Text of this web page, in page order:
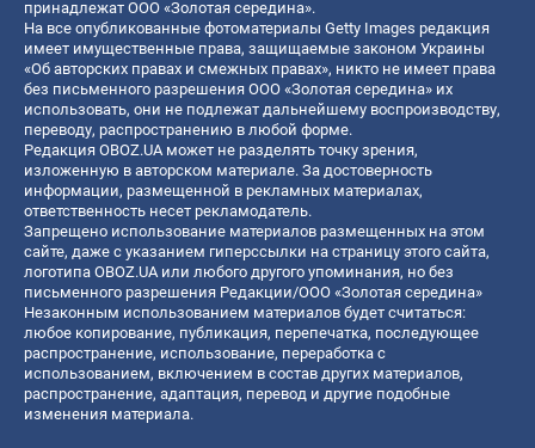
принадлежат ООО «Золотая середина».
На все опубликованные фотоматериалы Getty Images редакция
имеет имущественные права, защищаемые законом Украины
«Об авторских правах и смежных правах», никто не имеет права
без письменного разрешения ООО «Золотая середина» их
использовать, они не подлежат дальнейшему воспроизводству,
переводу, распространению в любой форме.
Редакция OBOZ.UA может не разделять точку зрения,
изложенную в авторском материале. За достоверность
информации, размещенной в рекламных материалах,
ответственность несет рекламодатель.
Запрещено использование материалов размещенных на этом
сайте, даже с указанием гиперссылки на страницу этого сайта,
логотипа OBOZ.UA или любого другого упоминания, но без
письменного разрешения Редакции/ООО «Золотая середина»
Незаконным использованием материалов будет считаться:
любое копирование, публикация, перепечатка, последующее
распространение, использование, переработка с
использованием, включением в состав других материалов,
распространение, адаптация, перевод и другие подобные
изменения материала.